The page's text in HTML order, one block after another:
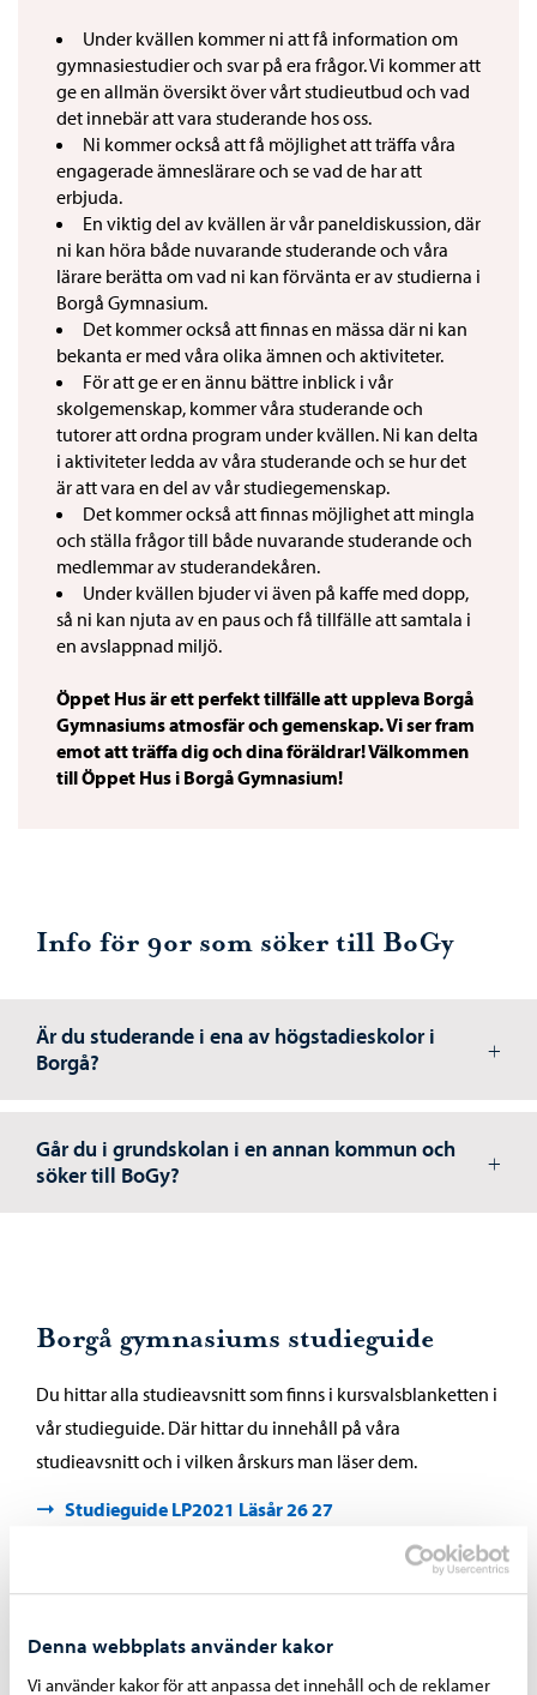
Denna webbplats använder kakor
Vi använder kakor för att anpassa det innehåll och de reklamer
Under kvällen kommer ni att få information om
gymnasiestudier och svar på era frågor. Vi kommer att
ge en allmän översikt över vårt studieutbud och vad
det innebär att vara studerande hos oss.
Ni kommer också att få möjlighet att träffa våra
engagerade ämneslärare och se vad de har att
erbjuda.
En viktig del av kvällen är vår paneldiskussion, där
ni kan höra både nuvarande studerande och våra
lärare berätta om vad ni kan förvänta er av studierna i
Borgå Gymnasium.
Det kommer också att finnas en mässa där ni kan
bekanta er med våra olika ämnen och aktiviteter.
För att ge er en ännu bättre inblick i vår
skolgemenskap, kommer våra studerande och
tutorer att ordna program under kvällen. Ni kan delta
i aktiviteter ledda av våra studerande och se hur det
är att vara en del av vår studiegemenskap.
Det kommer också att finnas möjlighet att mingla
och ställa frågor till både nuvarande studerande och
medlemmar av studerandekåren.
Under kvällen bjuder vi även på kaffe med dopp,
så ni kan njuta av en paus och få tillfälle att samtala i
en avslappnad miljö.
Öppet Hus är ett perfekt tillfälle att uppleva Borgå
Gymnasiums atmosfär och gemenskap. Vi ser fram
emot att träffa dig och dina föräldrar! Välkommen
till Öppet Hus i Borgå Gymnasium!
Info för 9or som söker till BoGy
Är du studerande i ena av högstadieskolor i
Borgå?
Går du i grundskolan i en annan kommun och
söker till BoGy?
Borgå gymnasiums studieguide
Du hittar alla studieavsnitt som finns i kursvalsblanketten i
vår studieguide. Där hittar du innehåll på våra
studieavsnitt och i vilken årskurs man läser dem.
Studieguide LP2021 Läsår 26 27
Har du BoGy som alternativ på en lägre plats i ansökan?
du får besked om en studieplats i BoGy på sommaren skall
du genast vara i kontakt med studiehandledaren i BoGy.